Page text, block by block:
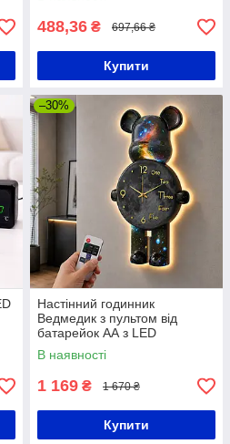
488,36 ₴ 697,66 ₴
Купити
–30%
Настінний годинник
Ведмедик з пультом від
батарейок AА з LED
підсвіткою, 60x31см, Чорний /
Великий годинник на стіну
В наявності
1 169 ₴ 1 670 ₴
Купити